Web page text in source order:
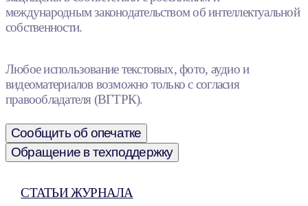
международным законодательством об интеллектуальной
собственности.
Любое использование текстовых, фото, аудио и
видеоматериалов возможно только с согласия
правообладателя (ВГТРК).
Сообщить об опечатке
Обращение в техподдержку
СТАТЬИ ЖУРНАЛА